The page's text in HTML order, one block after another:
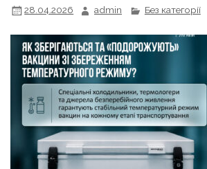
28.04.2026 admin Без категорії